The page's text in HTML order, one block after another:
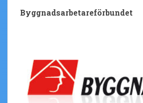
Byggnadsarbetareförbundet